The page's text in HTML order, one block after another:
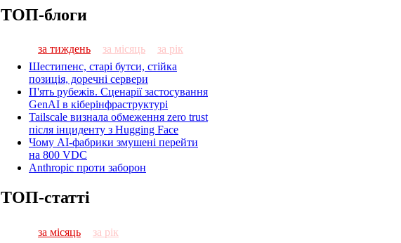
ТОП-блоги
за тиждень за місяць
за рік
Шестипенс, старі бутси, стійка
позиція, доречні сервери
П'ять рубежів. Сценарії застосування
GenAI в кіберінфраструктурі
Tailscale визнала обмеження zero trust
після інциденту з Hugging Face
Чому AI-фабрики змушені перейти
на 800 VDC
Anthropic проти заборон
ТОП-статті
за місяць
за рік